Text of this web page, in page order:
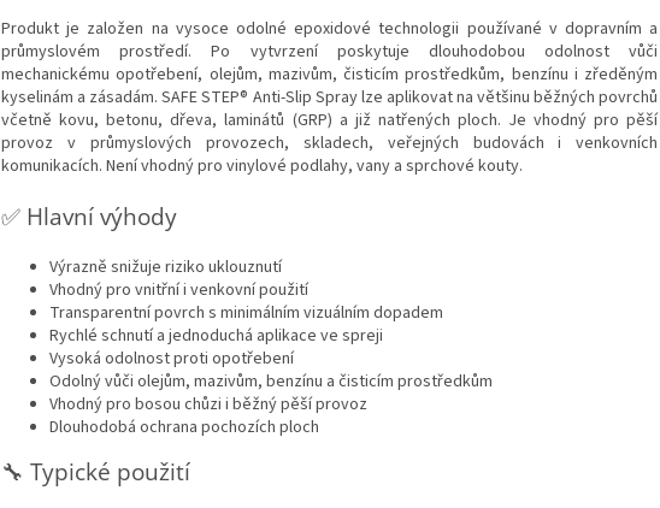
Produkt je založen na vysoce odolné epoxidové technologii používané v dopravním a
průmyslovém prostředí. Po vytvrzení poskytuje dlouhodobou odolnost vůči
mechanickému opotřebení, olejům, mazivům, čisticím prostředkům, benzínu i zředěným
kyselinám a zásadám. SAFE STEP® Anti-Slip Spray lze aplikovat na většinu běžných povrchů
včetně kovu, betonu, dřeva, laminátů (GRP) a již natřených ploch. Je vhodný pro pěší
provoz v průmyslových provozech, skladech, veřejných budovách i venkovních
komunikacích. Není vhodný pro vinylové podlahy, vany a sprchové kouty.
✅ Hlavní výhody
Výrazně snižuje riziko uklouznutí
Vhodný pro vnitřní i venkovní použití
Transparentní povrch s minimálním vizuálním dopadem
Rychlé schnutí a jednoduchá aplikace ve spreji
Vysoká odolnost proti opotřebení
Odolný vůči olejům, mazivům, benzínu a čisticím prostředkům
Vhodný pro bosou chůzi i běžný pěší provoz
Dlouhodobá ochrana pochozích ploch
🔧 Typické použití